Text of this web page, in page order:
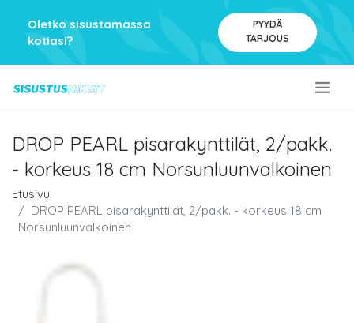
Oletko sisustamassa
kotiasi?
PYYDÄ
TARJOUS
DROP PEARL pisarakynttilät, 2/pakk.
- korkeus 18 cm Norsunluunvalkoinen
Etusivu
DROP PEARL pisarakynttilät, 2/pakk. - korkeus 18 cm
Norsunluunvalkoinen